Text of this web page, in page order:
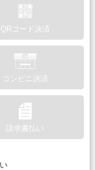
QRコード決済
コンビニ決済
請求書払い